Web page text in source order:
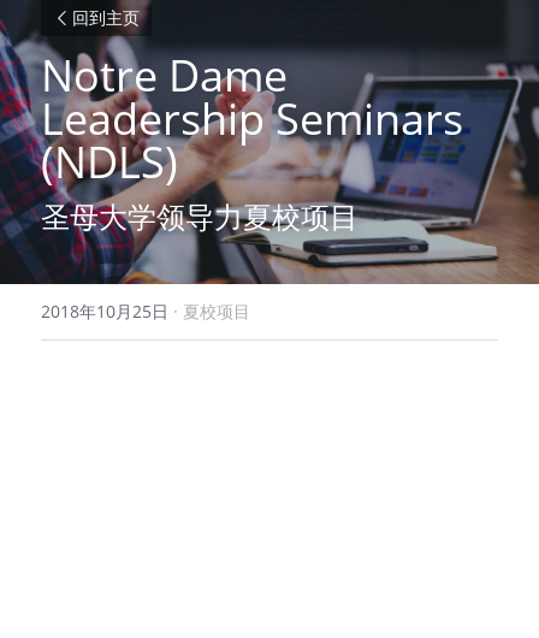
回到主页
Notre Dame
Leadership Seminars
(NDLS)
圣母大学领导力夏校项目
2018年10月25日 · 夏校项目